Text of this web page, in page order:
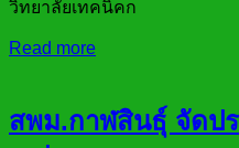
วิทยาลัยเทคนิคก
Read more
สพม.กาฬสินธุ์ จัดป